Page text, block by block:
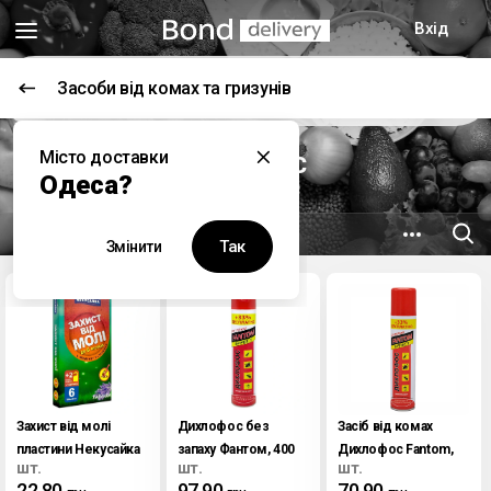
Місто доставки
Одеса?
Змінити Так
Вхід
Відкриється о 09:00
Мережа Ідеал С&С
7.9 км
Засоби від комах та гризунів
Захист від молі
пластини Некусайка
шт.
Дихлофос без
запаху Фантом, 400
мл
шт.
Засіб від комах
Дихлофос Fantom,
200 мл
шт.